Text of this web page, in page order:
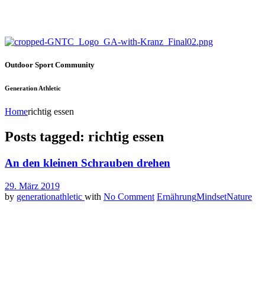
Outdoor Sport Community
Generation Athletic
Homerichtig essen
Posts tagged: richtig essen
An den kleinen Schrauben drehen
29. März 2019
by generationathletic with No Comment ErnährungMindsetNature